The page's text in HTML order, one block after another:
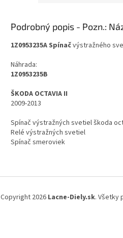
Podrobný popis
1Z0953235A Spínačvýstražného
Náhrada:
1Z0953235B
ŠKODA OCTAVIA II
2009-2013
Spínač výstražných svetiel škoda
Relé výstražných svetiel
Spínač smeroviek
Copyright 2026 Lacne-Diely.sk. Všetky